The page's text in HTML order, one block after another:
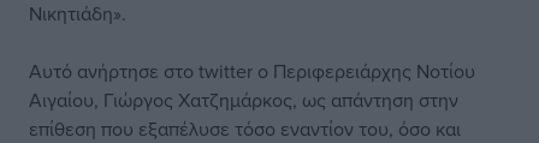
Νικητιάδη».
Αυτό ανήρτησε στο twitter ο Περιφερειάρχης Νοτίου
Αιγαίου, Γιώργος Χατζημάρκος, ως απάντηση στην
επίθεση που εξαπέλυσε τόσο εναντίον του, όσο και